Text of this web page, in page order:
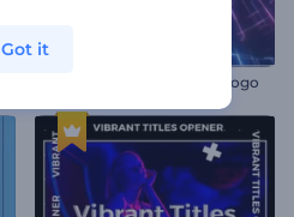
Countdown im Glitch-Stil Logo
Got it